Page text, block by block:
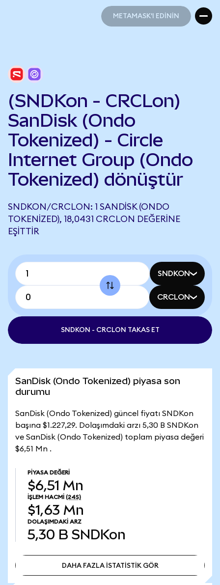
METAMASK'I EDİNİN
(SNDKon - CRCLon)
SanDisk (Ondo
Tokenized) - Circle
Internet Group (Ondo
Tokenized) dönüştür
SNDKON/CRCLON: 1 SANDISK (ONDO
TOKENIZED), 18,0431 CRCLON DEĞERINE
EŞITTIR
SNDKON
CRCLON
SNDKON - CRCLON TAKAS ET
SanDisk (Ondo Tokenized) piyasa son
durumu
SanDisk (Ondo Tokenized) güncel fiyatı SNDKon
başına $1.227,29. Dolaşımdaki arzı 5,30 B SNDKon
ve SanDisk (Ondo Tokenized) toplam piyasa değeri
$6,51 Mn .
PIYASA DEĞERI
$6,51 Mn
İŞLEM HACMI (24S)
$1,63 Mn
DOLAŞIMDAKI ARZ
5,30 B SNDKon
DAHA FAZLA İSTATİSTİK GÖR